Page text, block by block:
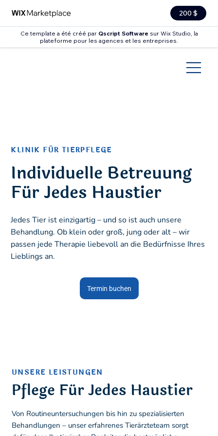
200 $
Ce template a été créé par Qscript Software sur Wix Studio, la
plateforme pour les agences et les entreprises.